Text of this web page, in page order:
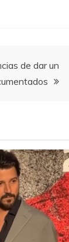
de dar un